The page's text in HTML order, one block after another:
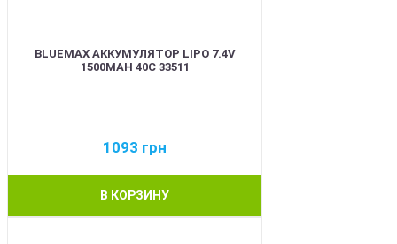
BLUEMAX АККУМУЛЯТОР LIPO 7.4V
1500MAH 40C 33511
1093 грн
В КОРЗИНУ